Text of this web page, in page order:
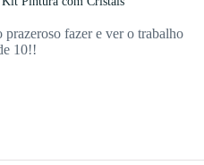
fazer e ver o trabalho
10!!